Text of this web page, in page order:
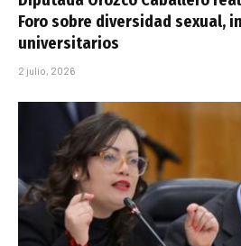
Foro sobre diversidad sexual,
universitarios
2 julio, 2026